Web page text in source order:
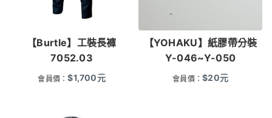
【Burtle】工裝長褲
7052.03
會員價：$1,700元
【YOHAKU】紙膠帶分裝
Y-046~Y-050
會員價：$20元